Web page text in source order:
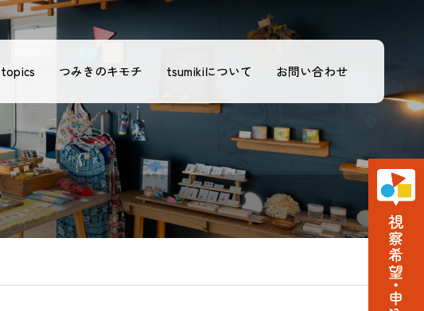
topics つみきのキモチ tsumikiについて お問い合わせ